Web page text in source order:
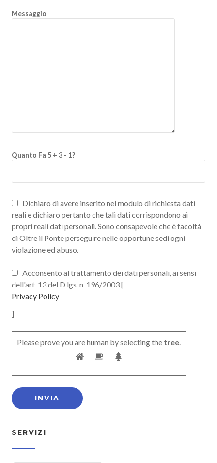
Messaggio
Quanto Fa 5 + 3 - 1?
Dichiaro di avere inserito nel modulo di richiesta dati
reali e dichiaro pertanto che tali dati corrispondono ai
propri reali dati personali. Sono consapevole che è facoltà
di Oltre il Ponte perseguire nelle opportune sedi ogni
violazione ed abuso.
Acconsento al trattamento dei dati personali, ai sensi
dell'art. 13 del D.lgs. n. 196/2003 [
Privacy Policy
]
Please prove you are human by selecting the tree.
SERVIZI